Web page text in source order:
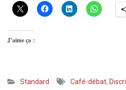
J’aime ça :
Standard Café-débat,